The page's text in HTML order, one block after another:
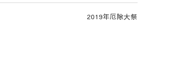
2019年厄除大祭